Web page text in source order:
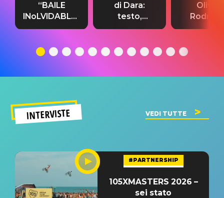
“BAILE
INoLVIDABLE”:
testo,
significato
di Dara:
testo,
traduzione e
del singolo
Olivia
testo,
INTERVISTE VEDI TUTTE
#PARTNERSHIP
105XMASTERS 2026 –
sei stato